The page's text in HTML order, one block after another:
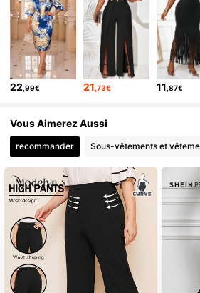
22,99€ 21,73€ 11,87€
Vous Aimerez Aussi
recommander Sous-vêtements et